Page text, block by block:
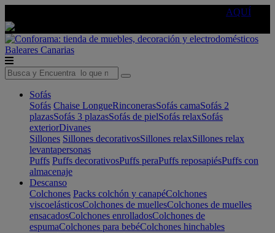
AQUÍ
Baleares Canarias
Sofás
Sofás Chaise LongueRinconerasSofás camaSofás 2
plazasSofás 3 plazasSofás de pielSofás relaxSofás
exteriorDivanes
Sillones Sillones decorativosSillones relaxSillones relax
levantapersonas
Puffs Puffs decorativosPuffs peraPuffs reposapiésPuffs con
almacenaje
Descanso
Colchones Packs colchón y canapéColchones
viscoelásticosColchones de muellesColchones de muelles
ensacadosColchones enrolladosColchones de
espumaColchones para bebéColchones hinchables